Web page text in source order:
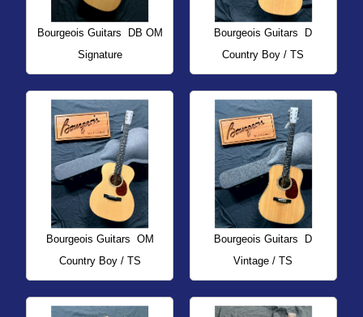
Bourgeois Guitars
DB OM
Signature
Bourgeois Guitars
D
Country Boy / TS
Bourgeois Guitars OM
Country Boy / TS
Bourgeois Guitars
D
Vintage / TS